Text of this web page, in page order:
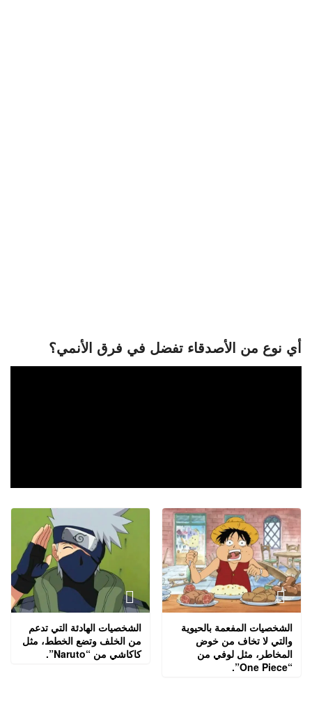
أي نوع من الأصدقاء تفضل في فرق الأنمي؟
الشخصيات المفعمة بالحيوية
والتي لا تخاف من خوض
المخاطر، مثل لوفي من
“One Piece”.
الشخصيات الهادئة التي تدعم
من الخلف وتضع الخطط، مثل
كاكاشي من “Naruto”.